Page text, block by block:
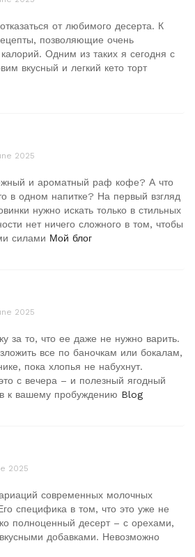
от любимого десерта. К
позволяющие очень
Одним из таких я сегодня с
вкусный и легкий кето торт
2025
и ароматный раф кофе? А что
в одном напитке? На первый взгляд
нужно искать только в стильных
нет ничего сложного в том, чтобы
силами Мой блог
2025
за то, что ее даже не нужно варить.
все по баночкам или бокалам,
пока хлопья не набухнут.
с вечера – и полезный ягодный
к вашему пробуждению Blog
2025
современных молочных
специфика в том, что это уже не
полноценный десерт – с орехами,
добавками. Невозможно